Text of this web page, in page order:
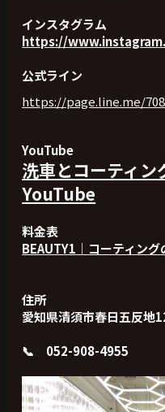
インスタグラム
https://
公式ライン
https://page.line.me/
YouTube
洗車とコーティン
YouTube
料金表
BEAUTY1｜コーティン
住所
愛知県清須市春日五反地
📞 052-908-4955